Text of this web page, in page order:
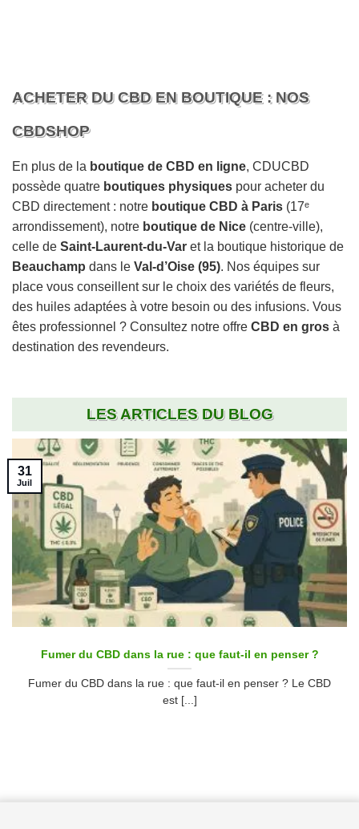
ACHETER DU CBD EN BOUTIQUE : NOS
CBDSHOP
En plus de la boutique de CBD en ligne, CDUCBD
possède quatre boutiques physiques pour acheter du
CBD directement : notre boutique CBD à Paris (17ᵉ
arrondissement), notre boutique de Nice (centre-ville),
celle de Saint-Laurent-du-Var et la boutique historique de
Beauchamp dans le Val-d’Oise (95). Nos équipes sur
place vous conseillent sur le choix des variétés de fleurs,
des huiles adaptées à votre besoin ou des infusions. Vous
êtes professionnel ? Consultez notre offre CBD en gros à
destination des revendeurs.
LES ARTICLES DU BLOG
Fumer du CBD dans la rue : que faut-il en penser ?
Fumer du CBD dans la rue : que faut-il en penser ? Le CBD
est [...]
31
Juil